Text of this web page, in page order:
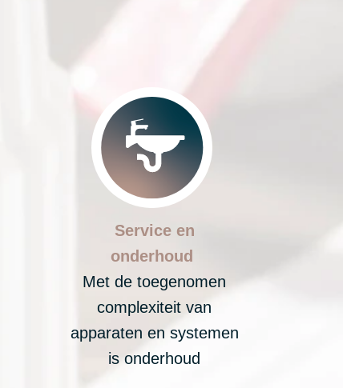
Service en
onderhoud
Met de toegenomen
complexiteit van
apparaten en systemen
is onderhoud